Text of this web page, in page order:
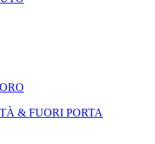
& FUORI PORTA